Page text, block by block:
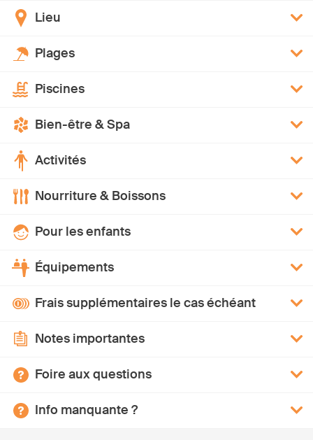
Lieu
Plages
Piscines
Bien-être & Spa
Activités
Nourriture & Boissons
Pour les enfants
Équipements
Frais supplémentaires le cas échéant
Notes importantes
Foire aux questions
Info manquante ?